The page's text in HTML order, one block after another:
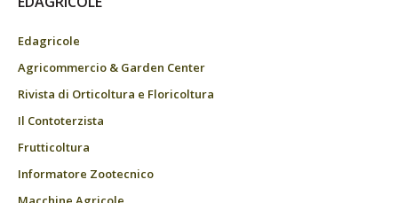
Edagricole
Agricommercio & Garden Center
Rivista di Orticoltura e Floricoltura
Il Contoterzista
Frutticoltura
Informatore Zootecnico